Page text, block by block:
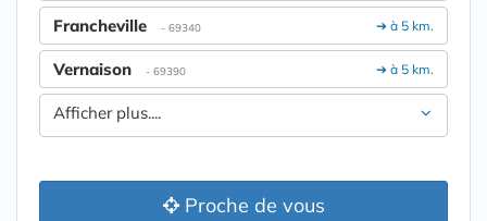
➔ à 5 km.
Francheville - 69340
➔ à 5 km.
Vernaison - 69390
Afficher plus....
Proche de vous